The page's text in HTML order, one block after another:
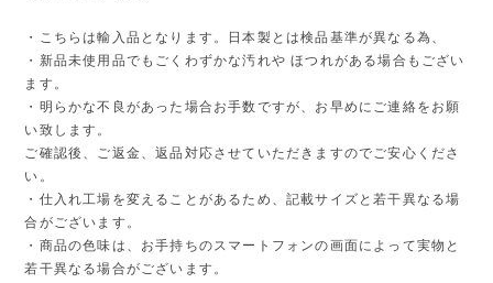
・こちらは輸入品となります。日本製とは検品基準が異なる為、
・新品未使用品でもごくわずかな汚れや ほつれがある場合もござい
ます。
・明らかな不良があった場合お手数ですが、お早めにご連絡をお願
い致します。
ご確認後、ご返金、返品対応させていただきますのでご安心くださ
い。
・仕入れ工場を変えることがあるため、記載サイズと若干異なる場
合がございます。
・商品の色味は、お手持ちのスマートフォンの画面によって実物と
若干異なる場合がございます。